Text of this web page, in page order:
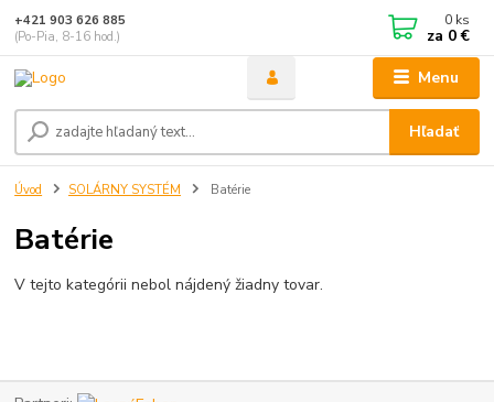
Menu
Hľadať
+421 903 626 885
(Po-Pia, 8-16 hod.)
0 ks
za 0 €
Úvod SOLÁRNY SYSTÉM Batérie
Batérie
V tejto kategórii nebol nájdený žiadny tovar.